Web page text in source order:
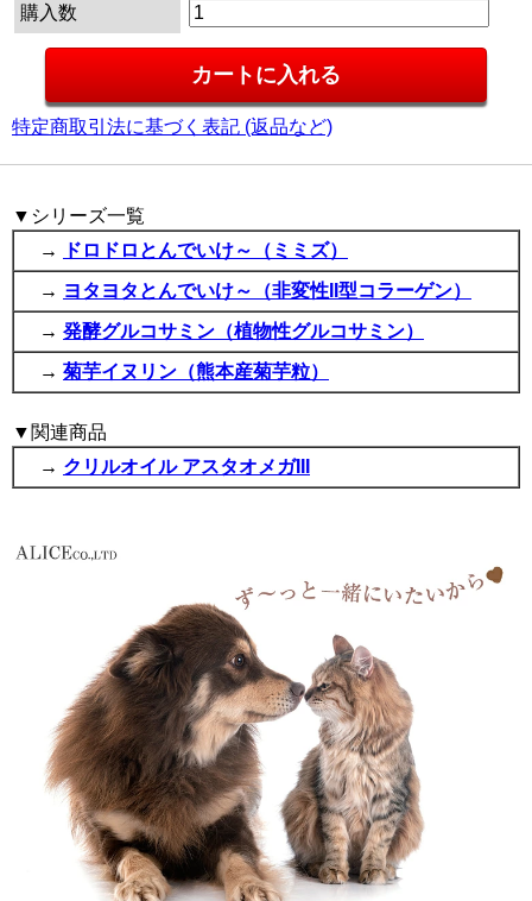
購入数
特定商取引法に基づく表記 (返品など)
▼シリーズ一覧
→
ドロドロとんでいけ～（ミミズ）
→ ヨタヨタとんでいけ～（非変性II型コラーゲン）
→ 発酵グルコサミン（植物性グルコサミン）
→ 菊芋イヌリン（熊本産菊芋粒）
▼関連商品
→ クリルオイル アスタオメガIII